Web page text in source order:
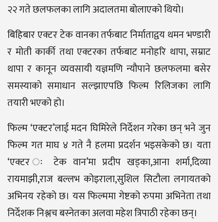
२२ गते छलफलका लागि अदालतमा बोलाएको थियो।
बिहिबार एक्टर टेक वानका तर्फबाट निर्माताद्वय थमन भण्डारी
र मोती कार्की तथा एक्टरका तर्फबाट मनोहरि थापा, सम्राट
थापा र कानून व्यवसायी यज्ञमणि न्यौपाने छलफलमा बसेर
समस्याको समाधान सल्झाएपछि फिल्म रिलिजका लागि
तयारी भएको हो।
फिल्म ‘एक्टर’लाई मदन घिमिरेले निर्देशन गरेका छन् भने जुन
फिल्म गत माघ ४ गते नै हलमा प्रदर्शन भइसकेको छ। यता
‘एक्टर ः टेक वान’मा प्रदीप खड्का,आना शर्मा,दिव्या
रायमाझी,राज बल्लभ कोइराला,सुशिल सिटौला लगायतको
अभिनय रहेको छ। यस फिल्ममा गेष्टको रुपमा अभिनेता तथा
निर्देशक निश्लच बस्नेतका अलवा महेश त्रिपाठी रहेका छन्।